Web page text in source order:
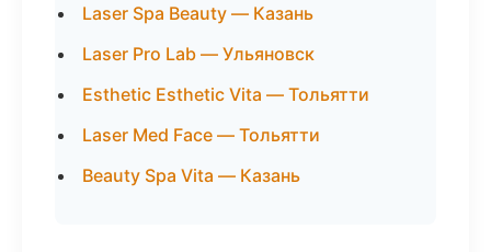
Laser Spa Beauty — Казань
Laser Pro Lab — Ульяновск
Esthetic Esthetic Vita — Тольятти
Laser Med Face — Тольятти
Beauty Spa Vita — Казань